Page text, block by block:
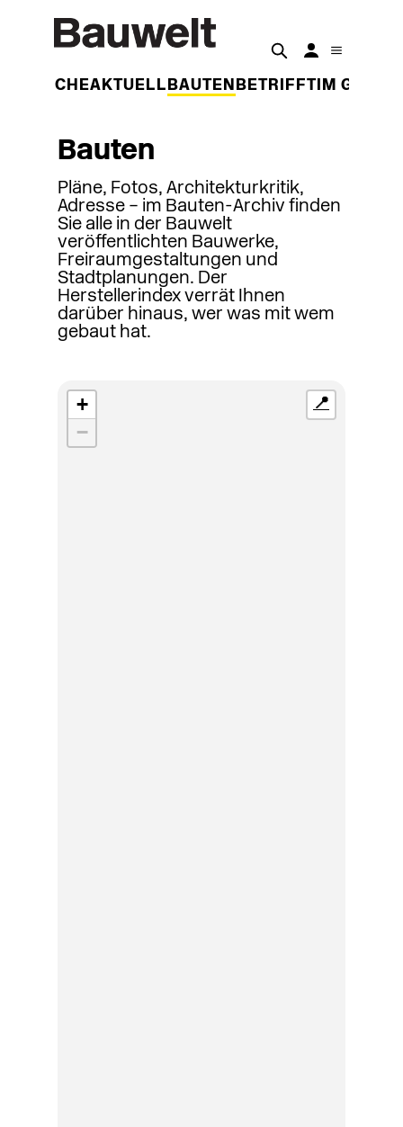
WOCHEAKTUELL BAUTEN BETRIFFT IM
Bauten
Pläne, Fotos, Architekturkritik,
Adresse – im Bauten-Archiv finden
Sie alle in der Bauwelt
veröffentlichten Bauwerke,
Freiraumgestaltungen und
Stadtplanungen. Der
Herstellerindex verrät Ihnen
darüber hinaus, wer was mit wem
gebaut hat.
+
−
📍